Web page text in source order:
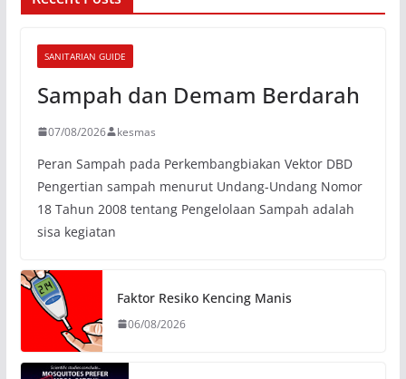
SANITARIAN GUIDE
Sampah dan Demam Berdarah
07/08/2026 kesmas
Peran Sampah pada Perkembangbiakan Vektor DBD
Pengertian sampah menurut Undang-Undang Nomor
18 Tahun 2008 tentang Pengelolaan Sampah adalah
sisa kegiatan
Faktor Resiko Kencing Manis
06/08/2026